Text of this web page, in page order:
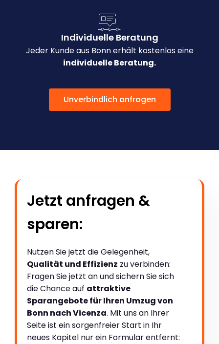
Individuelle Beratung
Jeder Kunde aus Bonn erhält kostenlos eine
individuelle Beratung.
Unverbindlich anfragen
Jetzt anfragen &
sparen:
Nutzen Sie jetzt die Gelegenheit,
Qualität und Effizienz zu verbinden:
Fragen Sie jetzt an und sichern Sie sich
die Chance auf attraktive
Sparangebote für Ihren Umzug von
Bonn nach Vicenza. Mit uns an Ihrer
Seite ist ein sorgenfreier Start in Ihr
neues Kapitel nur ein Formular entfernt: